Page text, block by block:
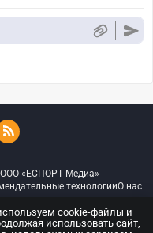
ООО «ЕСПОРТ Медиа»
технологииО нас
права защищены
cookie-файлы и
использовать сайт,